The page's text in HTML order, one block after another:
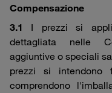
Compensazione
3.1 I prezzi si
dettagliata nelle
aggiuntive o speciali
prezzi si
comprendono